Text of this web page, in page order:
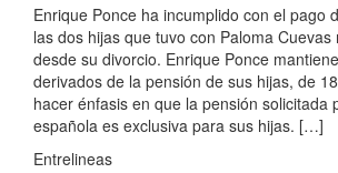
Enrique Ponce ha incumplido con el pago
las dos hijas que tuvo con Paloma
desde su divorcio. Enrique Ponce
derivados de la pensión de sus hijas, de
hacer énfasis en que la pensión solicitada
española es exclusiva para sus hijas. […]
Entrelineas